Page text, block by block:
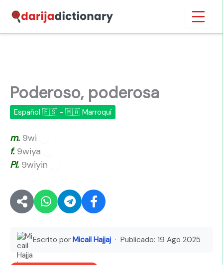
contenido
Inicio
Poderoso, poderosa
Español 🇪🇸 - 🇲🇦 Marroquí
m. 9wi
f.9wiya
Pl. 9wiyin
Escrito por Micail Hajjaj · Publicado: 19 Ago 2025